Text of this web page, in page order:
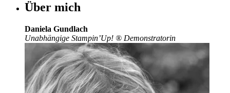
Über mich
Daniela Gundlach
Unabhängige Stampin’Up! ® Demonstratorin